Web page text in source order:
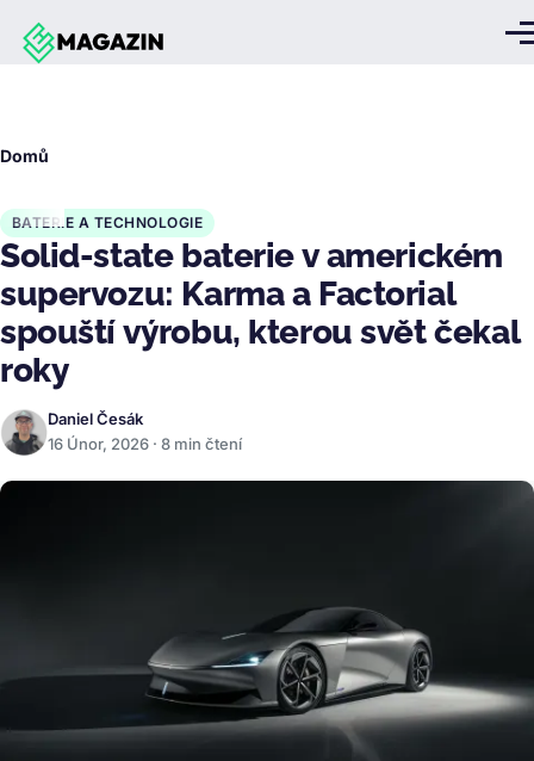
Přejít k hlavnímu obsahu
Domů
BATERIE A TECHNOLOGIE
Solid-state baterie v americkém
supervozu: Karma a Factorial
spouští výrobu, kterou svět čekal
roky
Daniel Česák
16 Únor, 2026 · 8 min čtení